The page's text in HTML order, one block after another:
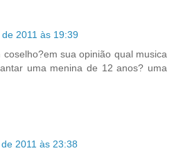
2011 às 19:39
sua opinião qual musica
uma menina de 12 anos? uma
2011 às 23:38